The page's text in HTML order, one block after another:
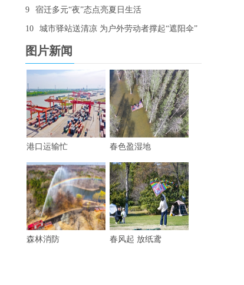
9 宿迁多元“夜”态点亮夏日生活
10 城市驿站送清凉 为户外劳动者撑起“遮阳伞”
图片新闻
港口运输忙 春色盈湿地
森林消防 春风起 放纸鸢